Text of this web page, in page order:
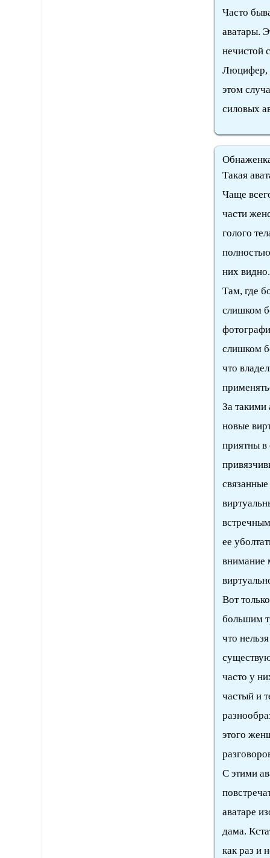
Часто
аватары.
нечистой
Люцифер,
этом
силовых
Такая
Чаще
части
голого
них видно.
Там, где
слишком
слишком
что
За такими
новые
приятны
ее
внимание
Вот
большим
что
часто у
частый и
этого
С этими
аватаре
дама.
как раз и